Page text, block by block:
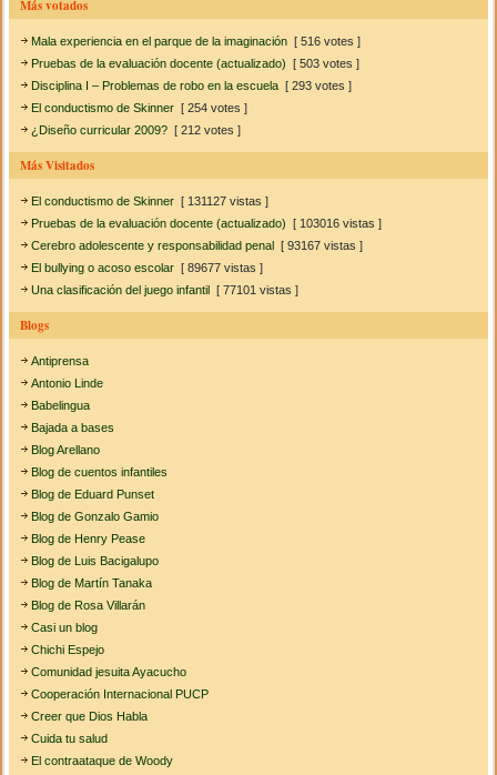
Más votados
Mala experiencia en el parque de la imaginación [ 516 votes ]
Pruebas de la evaluación docente (actualizado) [ 503 votes ]
Disciplina I – Problemas de robo en la escuela [ 293 votes ]
El conductismo de Skinner [ 254 votes ]
¿Diseño curricular 2009? [ 212 votes ]
Más Visitados
El conductismo de Skinner [ 131127 vistas ]
Pruebas de la evaluación docente (actualizado) [ 103016 vistas ]
Cerebro adolescente y responsabilidad penal [ 93167 vistas ]
El bullying o acoso escolar [ 89677 vistas ]
Una clasificación del juego infantil [ 77101 vistas ]
Blogs
Antiprensa
Antonio Linde
Babelingua
Bajada a bases
Blog Arellano
Blog de cuentos infantiles
Blog de Eduard Punset
Blog de Gonzalo Gamio
Blog de Henry Pease
Blog de Luis Bacigalupo
Blog de Martín Tanaka
Blog de Rosa Villarán
Casi un blog
Chichi Espejo
Comunidad jesuita Ayacucho
Cooperación Internacional PUCP
Creer que Dios Habla
Cuida tu salud
El contraataque de Woody